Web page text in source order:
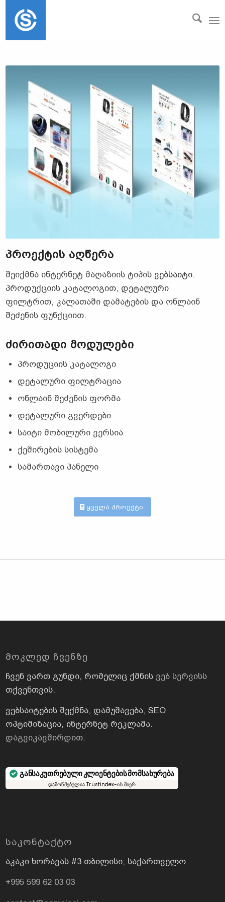
ᲞᲠᲝᲔᲥᲢᲘᲡ ᲐᲦᲬᲔᲠᲐ
შეიქმნა ინტერნეტ მაღაზიის ტიპის ვებსაიტი.
პროდუქციის კატალოგით, დეტალური
ფილტრით, კალათაში დამატების და ონლაინ
შეძენის ფუნქციით.
ᲫᲘᲠᲘᲗᲐᲓᲘ ᲛᲝᲓᲣᲚᲔᲑᲘ
პროდუციის კატალოგი
დეტალური ფილტრაცია
ონლაინ შეძენის ფორმა
დეტალური გვერდები
საიტი მობილური ვერსია
ქეშირების სისტემა
სამართავი პანელი
ყველა პროექტი
ᲛᲝᲙᲚᲔᲓ ᲩᲕᲔᲜᲖᲔ
ჩვენ ვართ გუნდი, რომელიც ქმნის ვებ სერვისს
თქვენთვის.
ვებსაიტების შექმნა, დამუშავება, SEO
ოპტიმიზაცია, ინტერნეტ რეკლამა.
დაგვიკავშირდით.
განსაკუთრებული კლიენტების მომსახურება
დამოწმებულია Trustindex-ის მიერ
ᲡᲐᲙᲝᲜᲢᲐᲥᲢᲝ
აკაკი ხორავას #3 თბილისი; საქართველო
+995 599 62 03 03